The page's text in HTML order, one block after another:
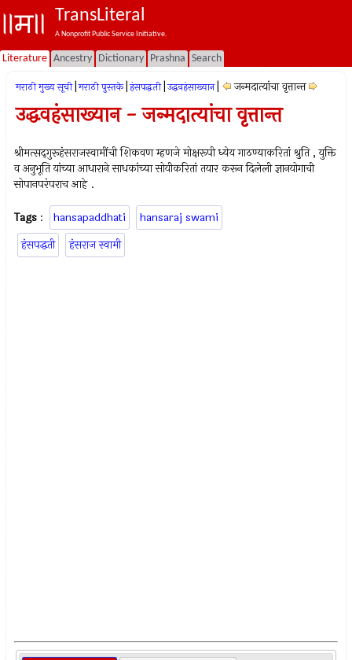
TransLiteral
A Nonprofit Public Service Initiative.
Literature Ancestry Dictionary Prashna Search
मराठी मुख्य सूची मराठी पुस्तके हंसपद्धती उद्धवहंसाख्यान जन्मदात्यांचा वृत्तान्त
उद्धवहंसाख्यान - जन्मदात्यांचा वृत्तान्त
श्रीमत्सद्‍गुरूहंसराजस्वामींची शिकवण म्हणजे मोक्षरूपी ध्येय गाठण्याकरितां श्रुति , युक्ति
व अनुभूति यांच्या आधाराने साधकांच्या सोयीकरितां तयार करून दिलेली ज्ञानयोगाची
सोपानपरंपराच आहे .
Tags : hansapaddhati
hansaraj swami
हंसपद्धती
हंसराज स्वामी